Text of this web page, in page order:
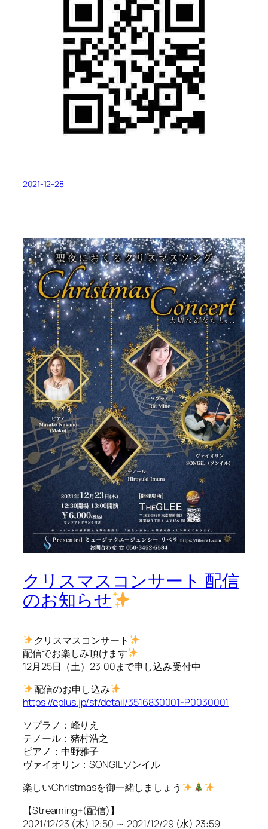
2021-12-28
クリスマスコンサート 配信
のお知らせ
クリスマスコンサート
配信でお楽しみ頂けます
12月25日（土）23:00まで申し込み受付中
配信のお申し込み
https://eplus.jp/sf/detail/3516830001-P0030001
ソプラノ：峰りえ
テノール：猪村浩之
ピアノ：中野雅子
ヴァイオリン：SONGILソンイル
楽しいChristmasを御一緒しましょう
【Streaming+(配信)】
2021/12/23 (木) 12:50 ～ 2021/12/29 (水) 23:59